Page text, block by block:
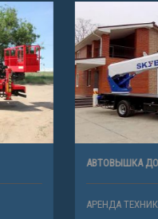
АВТОВЫШКА ДО 28 М ISUZU